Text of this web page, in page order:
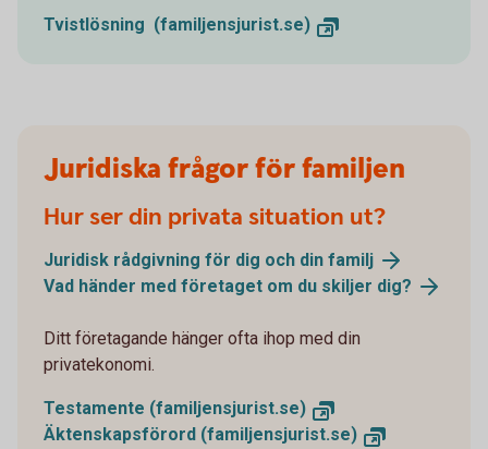
Tvistlösning (familjensjurist.se)
Juridiska frågor för familjen
Hur ser din privata situation ut?
Juridisk rådgivning för dig och din familj
Vad händer med företaget om du skiljer dig?
Ditt företagande hänger ofta ihop med din
privatekonomi.
Testamente (familjensjurist.se)
Äktenskapsförord (familjensjurist.se)